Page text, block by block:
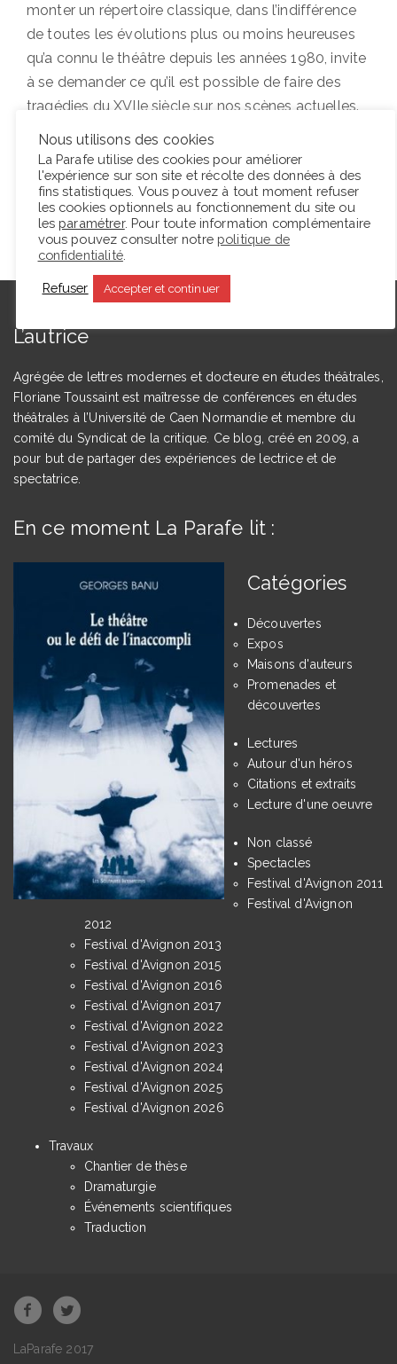
monter un répertoire classique, dans l’indifférence
de toutes les évolutions plus ou moins heureuses
qu’a connu le théâtre depuis les années 1980, invite
à se demander ce qu’il est possible de faire des
tragédies du XVIIe siècle sur nos scènes actuelles.
Lire la suite
L’autrice
Agrégée de lettres modernes et docteure en études théâtrales,
Floriane Toussaint est maîtresse de conférences en études
théâtrales à l’Université de Caen Normandie et membre du
comité du Syndicat de la critique. Ce blog, créé en 2009, a
pour but de partager des expériences de lectrice et de
spectatrice.
En ce moment La Parafe lit :
Catégories
Découvertes
Expos
Maisons d'auteurs
Promenades et
découvertes
Lectures
Autour d'un héros
Citations et extraits
Lecture d'une oeuvre
Non classé
Spectacles
Festival d'Avignon 2011
Festival d'Avignon
2012
Festival d'Avignon 2013
Festival d'Avignon 2015
Festival d'Avignon 2016
Festival d'Avignon 2017
Festival d'Avignon 2022
Festival d'Avignon 2023
Festival d'Avignon 2024
Festival d'Avignon 2025
Festival d'Avignon 2026
Travaux
Chantier de thèse
Dramaturgie
Événements scientifiques
Traduction
LaParafe 2017
Nous utilisons des cookies
La Parafe utilise des cookies pour améliorer
l'expérience sur son site et récolte des données à des
fins statistiques. Vous pouvez à tout moment refuser
les cookies optionnels au fonctionnement du site ou
les paramétrer. Pour toute information complémentaire
vous pouvez consulter notre politique de
confidentialité.
Refuser Accepter et continuer